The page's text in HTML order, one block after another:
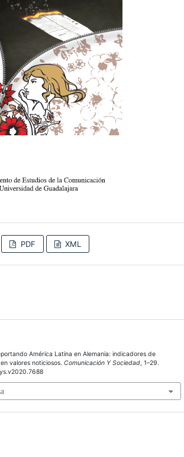
PDF XML
América Latina en Alemania: indicadores de
valores noticiosos. Comunicación Y Sociedad, 1–29.